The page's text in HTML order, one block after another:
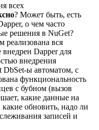
всех
? Может быть, есть
о чем часто
решения в NuGet?
реализована вся
Dapper для
внедрения
ы автоматом, с
функциональность
с бубном (вызов
какие данные на
обновить, надо ли
записей и